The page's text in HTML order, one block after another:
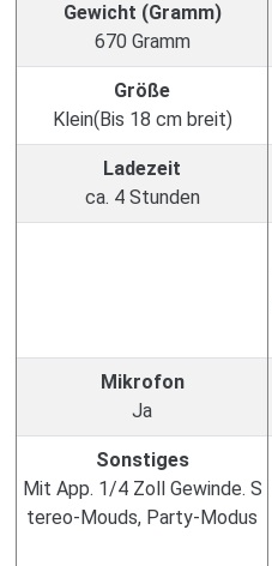
Gewicht (Gramm)
670 Gramm
Größe
Klein(Bis 18 cm breit)
Ladezeit
ca. 4 Stunden
Mikrofon
Ja
Sonstiges
Mit App. 1/4 Zoll Gewinde. S
tereo-Mouds, Party-Modus